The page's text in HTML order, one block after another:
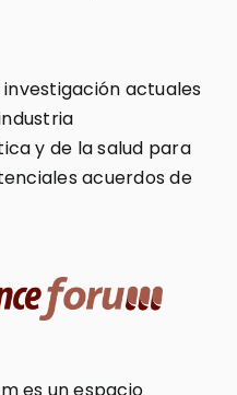
actuales
y de la salud para
acuerdos de